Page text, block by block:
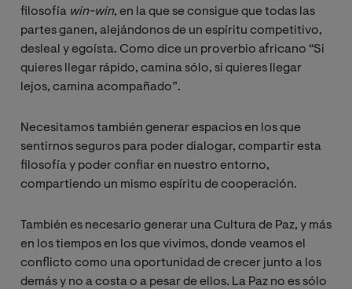
filosofía win-win, en la que se consigue que todas las
partes ganen, alejándonos de un espíritu competitivo,
desleal y egoísta. Como dice un proverbio africano “Si
quieres llegar rápido, camina sólo, si quieres llegar
lejos, camina acompañado”.
Necesitamos también generar espacios en los que
sentirnos seguros para poder dialogar, compartir esta
filosofía y poder confiar en nuestro entorno,
compartiendo un mismo espíritu de cooperación.
También es necesario generar una Cultura de Paz, y más
en los tiempos en los que vivimos, donde veamos el
conflicto como una oportunidad de crecer junto a los
demás y no a costa o a pesar de ellos. La Paz no es sólo